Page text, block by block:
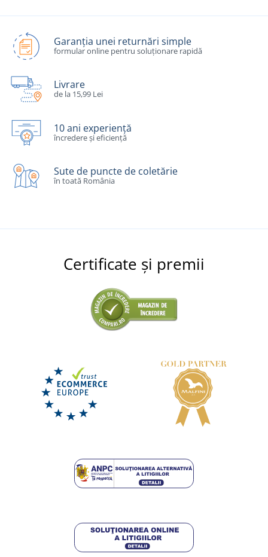
Garanția unei returnări simple
formular online pentru soluționare rapidă
Livrare
de la 15,99 Lei
10 ani experiență
încredere și eficiență
Sute de puncte de coletărie
în toată România
Certificate și premii